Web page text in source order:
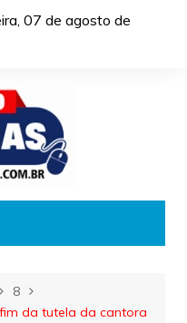
07 de agosto de
8
da tutela da cantora